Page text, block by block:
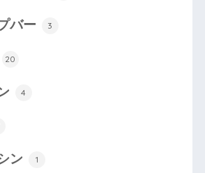
バー 3
20
4
ン 1